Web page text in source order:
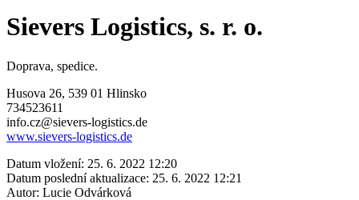
Sievers Logistics, s. r. o.
Doprava, spedice.
Husova 26, 539 01 Hlinsko
734523611
info.cz@sievers-logistics.de
www.sievers-logistics.de
Datum vložení: 25. 6. 2022 12:20
Datum poslední aktualizace: 25. 6. 2022 12:21
Autor: Lucie Odvárková